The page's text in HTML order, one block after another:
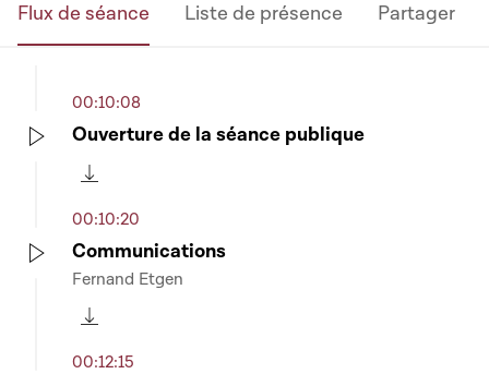
Flux de séance Liste de présence Partager
00:10:08
Ouverture de la séance publique
00:10:20
Communications
Fernand Etgen
00:12:15